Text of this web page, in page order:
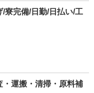
寮完備/日勤/日払い/工
運搬・清掃・原料補